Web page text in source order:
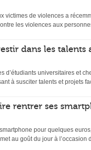
victimes de violences a
les violences aux
dans les
d’étudiants universitaires et
à susciter talents et projets
rentrer ses
pour quelques
au goût du jour à l’occasion